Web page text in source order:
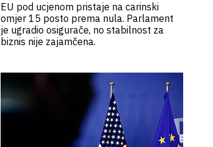
EU pod ucjenom pristaje na carinski
omjer 15 posto prema nula. Parlament
je ugradio osigurače, no stabilnost za
biznis nije zajamčena.